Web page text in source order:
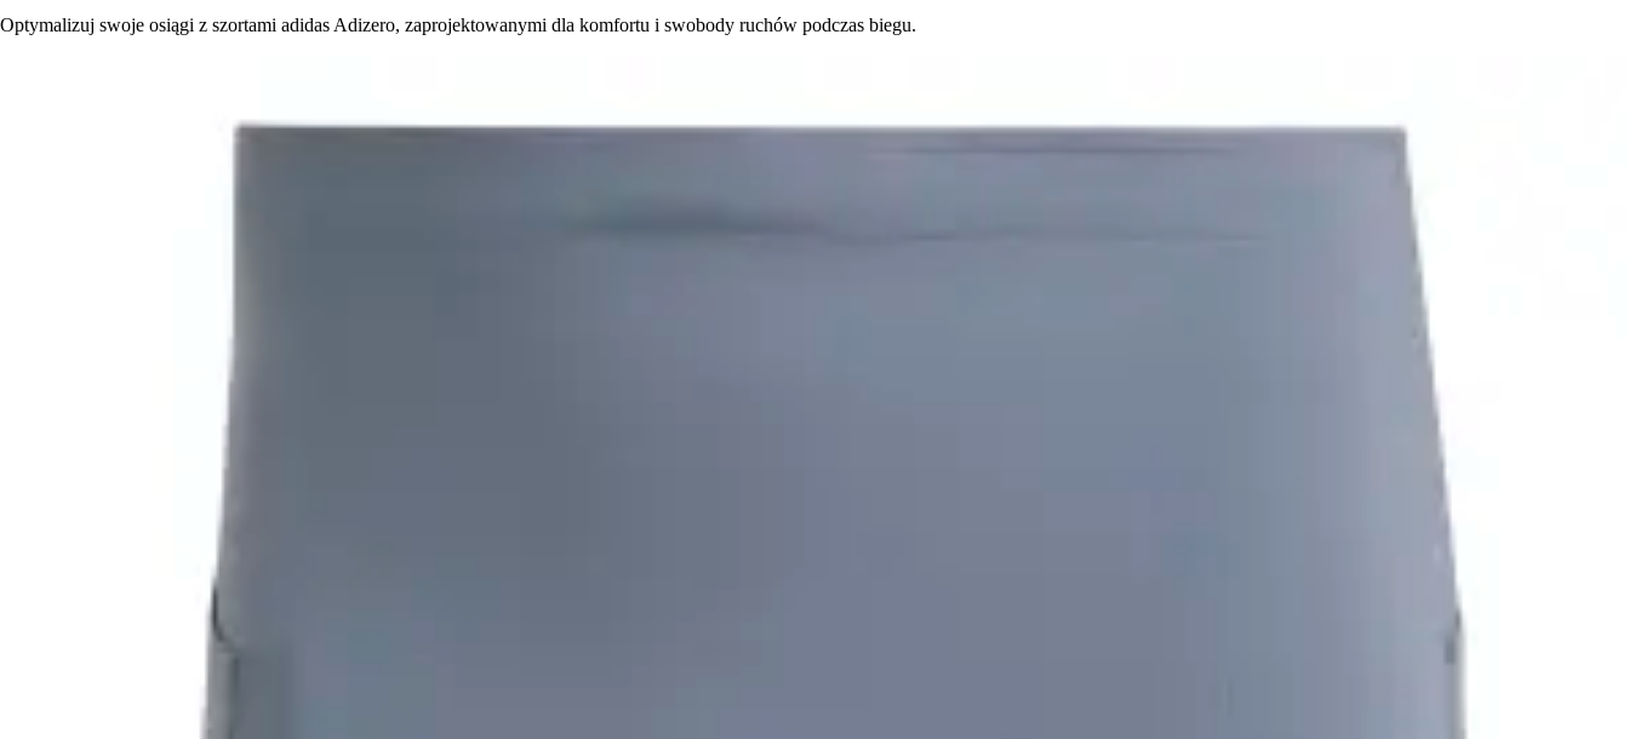
Optymalizuj swoje osiągi z szortami adidas Adizero, zaprojektowanymi dla komfortu i swobody ruchów podczas biegu.